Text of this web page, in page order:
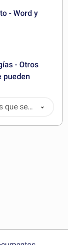
- Word y
- Otros
pueden
que se